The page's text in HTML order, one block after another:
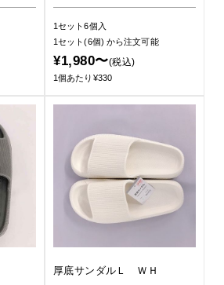
1セット6個入
1セット(6個) から注文可能
¥1,980〜(税込)
1個あたり¥330
厚底サンダルＬ ＷＨ